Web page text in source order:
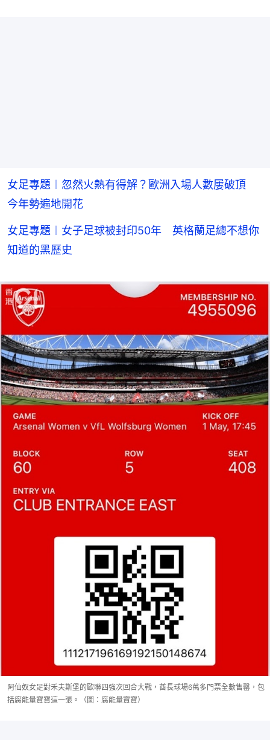
女足專題︱忽然火熱有得解？歐洲入場人數屢破頂
今年勢遍地開花
女足專題︱女子足球被封印50年 英格蘭足總不想你
知道的黑歷史
阿仙奴女足對禾夫斯堡的歐聯四強次回合大戰，酋長球場6萬多門票全數售罄，包
括腐能量寶寶這一張。（圖：腐能量寶寶）